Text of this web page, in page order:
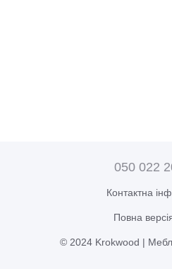
050 022
Контактна
Повна
© 2024 Krokwood |